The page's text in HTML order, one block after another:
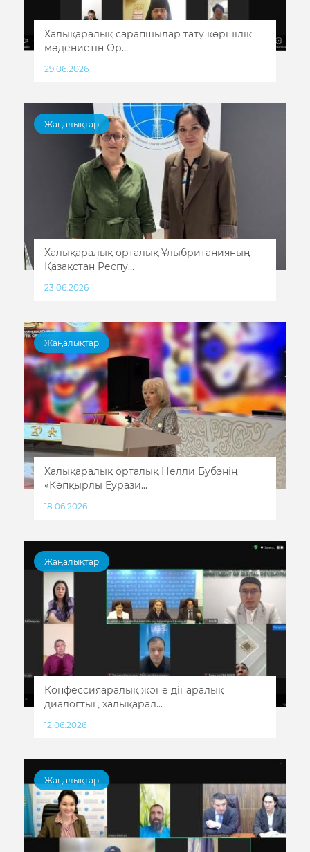
Халықаралық сарапшылар тату көршілік
мәдениетін Ор...
29.06.2026
Жаңалықтар
Халықаралық орталық Ұлыбританияның
Қазақстан Респу...
23.06.2026
Жаңалықтар
Халықаралық орталық Нелли Бубэнің
«Көпқырлы Еурази...
18.06.2026
Жаңалықтар
Конфессияаралық және дінаралық
диалогтың халықарал...
12.06.2026
Жаңалықтар